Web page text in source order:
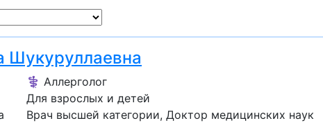
Шукуруллаевна
⚕️ Аллерголог
Для взрослых и детей
Врач высшей категории Доктор медицинских наук